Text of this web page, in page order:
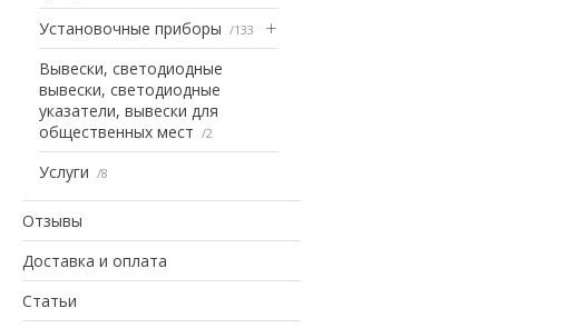
Установочные приборы 133
Вывески, светодиодные
вывески, светодиодные
указатели, вывески для
общественных мест
2
Услуги 8
Отзывы
Доставка и оплата
Статьи